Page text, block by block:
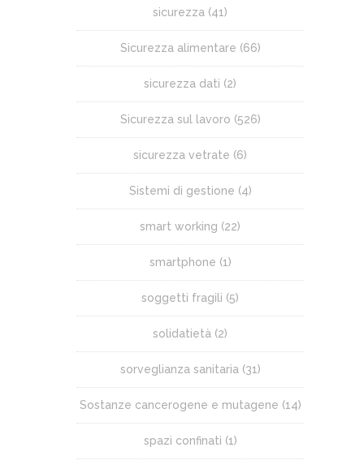
sicurezza (41)
Sicurezza alimentare (66)
sicurezza dati (2)
Sicurezza sul lavoro (526)
sicurezza vetrate (6)
Sistemi di gestione (4)
smart working (22)
smartphone (1)
soggetti fragili (5)
solidatietà (2)
sorveglianza sanitaria (31)
Sostanze cancerogene e mutagene (14)
spazi confinati (1)